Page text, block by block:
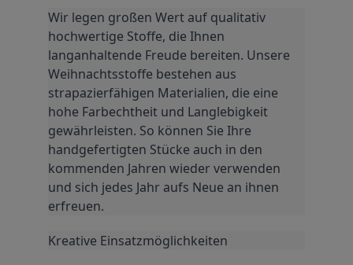
Wir legen großen Wert auf qualitativ
hochwertige Stoffe, die Ihnen
langanhaltende Freude bereiten. Unsere
Weihnachtsstoffe bestehen aus
strapazierfähigen Materialien, die eine
hohe Farbechtheit und Langlebigkeit
gewährleisten. So können Sie Ihre
handgefertigten Stücke auch in den
kommenden Jahren wieder verwenden
und sich jedes Jahr aufs Neue an ihnen
erfreuen.
Kreative Einsatzmöglichkeiten